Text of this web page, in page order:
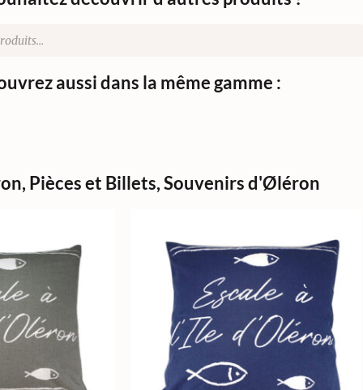
aussi dans la même gamme :
, Pièces et Billets,Souvenirs d'Øléron